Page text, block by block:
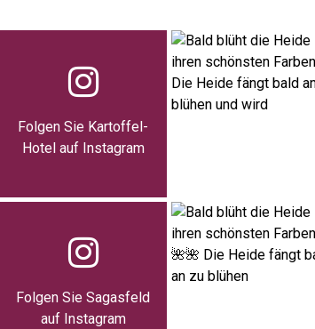
Folgen Sie Kartoffel-
Hotel auf Instagram
Folgen Sie Sagasfeld
auf Instagram